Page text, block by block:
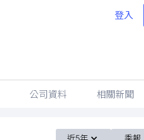
登入
公司資料 相關新聞
近5年 季報